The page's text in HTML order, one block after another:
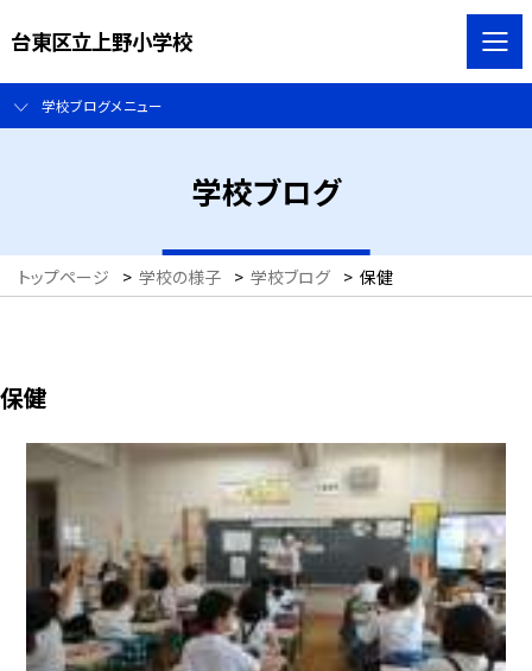
台東区立上野小学校
学校ブログメニュー
学校ブログ
トップページ > 学校の様子 > 学校ブログ > 保健
保健